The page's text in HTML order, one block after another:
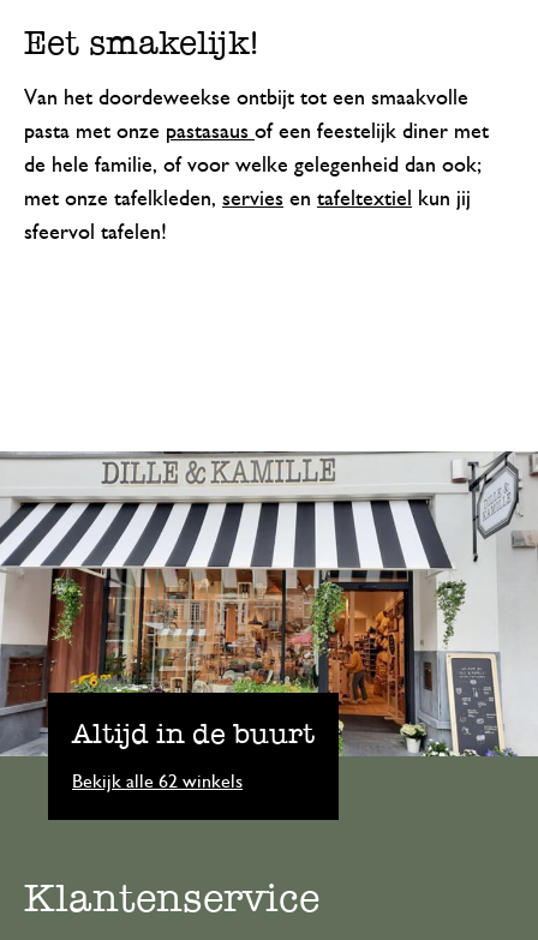
Eet smakelijk!
Van het doordeweekse ontbijt tot een smaakvolle
pasta met onze pastasaus of een feestelijk diner met
de hele familie, of voor welke gelegenheid dan ook;
met onze tafelkleden, servies en tafeltextiel
kun jij
sfeervol tafelen!
Altijd in de buurt
Bekijk alle 62 winkels
Klantenservice